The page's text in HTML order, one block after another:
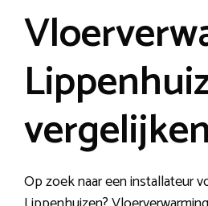
vergelijken
Op zoek naar een installateur